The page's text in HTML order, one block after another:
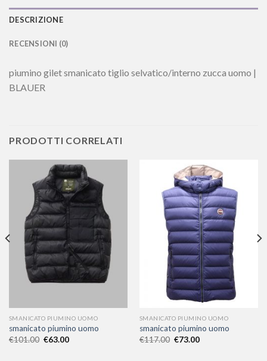
DESCRIZIONE
RECENSIONI (0)
piumino gilet smanicato tiglio selvatico/interno zucca uomo |
BLAUER
PRODOTTI CORRELATI
SMANICATO PIUMINO UOMO
smanicato piumino uomo
€101.00 €63.00
SMANICATO PIUMINO UOMO
smanicato piumino uomo
€117.00 €73.00